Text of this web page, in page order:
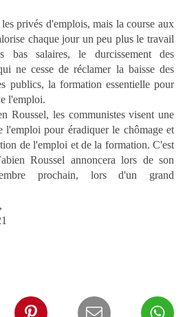
privés d'emplois, mais la course aux
chaque jour un peu plus le travail
bas salaires, le durcissement des
ne cesse de réclamer la baisse des
publics, la formation essentielle pour
l'emploi.
Roussel, les communistes visent une
pour éradiquer le chômage et
de l'emploi et de la formation. C'est
Roussel annoncera lors de son
prochain, lors d'un grand